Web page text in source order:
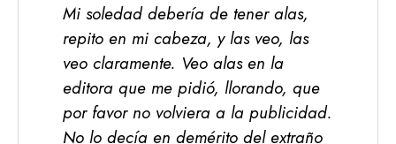
Mi soledad debería de tener alas,
repito en mi cabeza, y las veo, las
veo claramente. Veo alas en la
editora que me pidió, llorando, que
por favor no volviera a la publicidad.
No lo decía en demérito del extraño